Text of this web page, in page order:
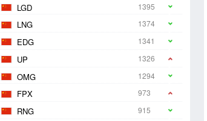
LGD
1395
LNG
1374
EDG
1341
UP
1326
OMG
1294
FPX
973
RNG
915